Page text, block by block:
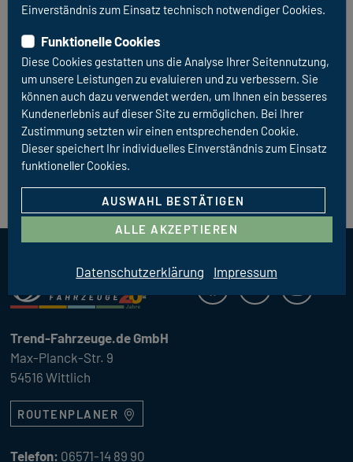
Trend Fahrzeuge
FacebookYoutube
Trend-Fahrzeuge.de GmbH
Max-Planck-Str. 9
54516 Wittlich
ROUTENPLANER
Telefon: 06571-14 89 90
Einverständnis zum Einsatz technisch notwendiger Cookies.
Funktionelle Cookies
Diese Cookies gestatten uns die Analyse Ihrer Seitennutzung,
um unsere Leistungen zu evaluieren und zu verbessern. Sie
können auch dazu verwendet werden, um Ihnen ein besseres
Kundenerlebnis auf dieser Site zu ermöglichen. Bei Ihrer
Zustimmung setzten wir einen entsprechenden Cookie.
Dieser speichert Ihr individuelles Einverständnis zum Einsatz
funktioneller Cookies.
AUSWAHL BESTÄTIGEN
ALLE AKZEPTIEREN
Datenschutzerklärung Impressum